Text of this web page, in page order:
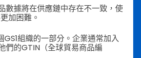
數據將在供應鏈中存在不一致，使
加困難。
GS1組織的一部分。企業通常加入
們的GTIN（全球貿易商品編